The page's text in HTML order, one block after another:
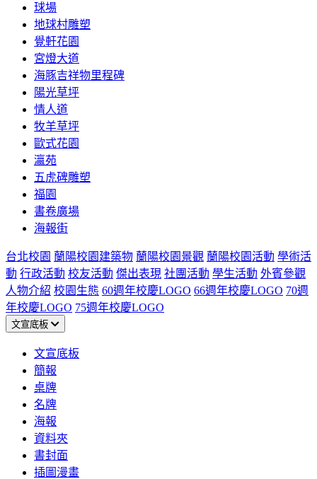
球場
地球村雕塑
覺軒花園
宮燈大道
海豚吉祥物里程碑
陽光草坪
情人道
牧羊草坪
歐式花園
瀛苑
五虎碑雕塑
福園
書卷廣場
海報街
台北校園 蘭陽校園建築物 蘭陽校園景觀 蘭陽校園活動 學術活
動 行政活動 校友活動 傑出表現 社團活動 學生活動 外賓參觀
人物介紹 校園生態 60週年校慶LOGO 66週年校慶LOGO 70週
年校慶LOGO 75週年校慶LOGO
文宣底板
文宣底板
簡報
桌牌
名牌
海報
資料夾
書封面
插圖漫畫